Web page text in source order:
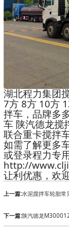
湖北程力集团
7方 8方 10方
拌车，品牌多
车 陕汽德龙搅
联合重卡搅拌
如需了解更多
或登录程力专
http://
让利优惠，欢
上一篇:水泥搅拌车轮胎常
下一篇:陕汽德龙